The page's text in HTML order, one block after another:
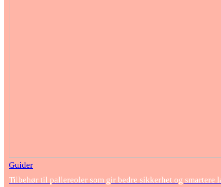
Guider
Tilbehør til pallereoler som gir bedre sikkerhet og smartere